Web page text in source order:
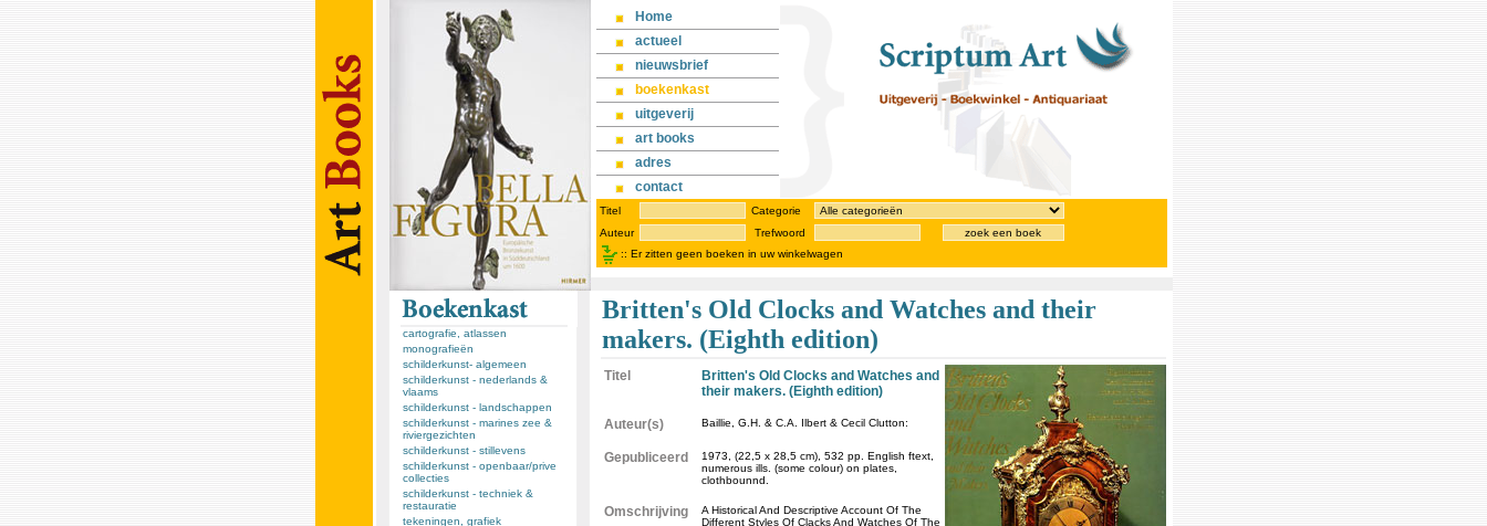
Home
actueel
nieuwsbrief
boekenkast
uitgeverij
art books
adres
contact
Titel
Categorie
Auteur
Trefwoord
zoek een boek
:: Er zitten geen boeken in uw winkelwagen
cartografie, atlassen
monografieën
schilderkunst- algemeen
schilderkunst - nederlands &
vlaams
schilderkunst - landschappen
schilderkunst - marines zee &
riviergezichten
schilderkunst - stillevens
schilderkunst - openbaar/prive
collecties
schilderkunst - techniek &
restauratie
tekeningen, grafiek
Britten's Old Clocks and Watches and their
makers. (Eighth edition)
Titel
Britten's Old Clocks and Watches and
their makers. (Eighth edition)
Auteur(s) Baillie, G.H. & C.A. Ilbert & Cecil Clutton:
Gepubliceerd
1973, (22,5 x 28,5 cm), 532 pp. English ftext,
numerous ills. (some colour) on plates,
clothbounnd.
Omschrijving
A Historical And Descriptive Account Of The
Different Styles Of Clacks And Watches Of The